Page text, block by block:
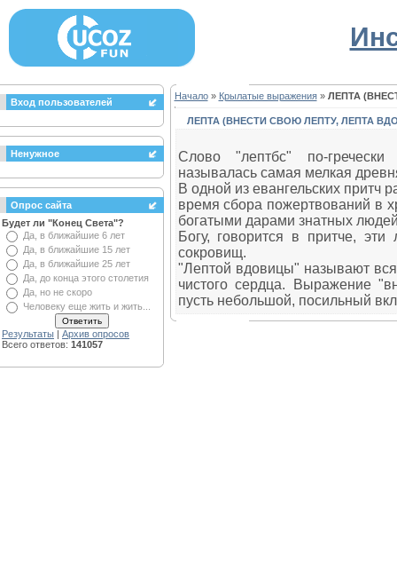
Вход пользователей
Ненужное
Опрос сайта
Будет ли "Конец Света"?
Да, в ближайшие 6 лет
Да, в ближайшие 15 лет
Да, в ближайшие 25 лет
Да, до конца этого столетия
Да, но не скоро
Человеку еще жить и жить...
Результаты | Архив опросов
Всего ответов: 141057
Начало» Крылатые выражения» ЛЕПТА
ЛЕПТА (ВНЕСТИ СВОЮ ЛЕПТУ, ЛЕПТА
Слово "лептбс" по-
называлась самая мелкая
В одной из евангельских притч
время сбора пожертвований в
богатыми дарами знатных
Богу, говорится в притче,
сокровищ.
"Лептой вдовицы" называют
чистого сердца. Выражение
пусть небольшой, посильный